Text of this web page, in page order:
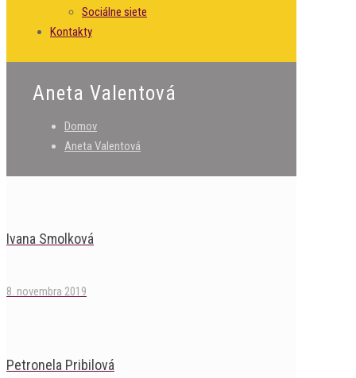
Sociálne siete
Kontakty
Aneta Valentová
Domov
Aneta Valentová
Ivana Smolková
8. novembra 2019
Petronela Pribilová